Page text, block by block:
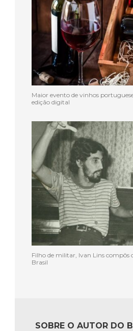
Maior evento de vinhos
edição digital
Filho de militar, Ivan Lins compôs
Brasil
SOBRE O AUTOR DO